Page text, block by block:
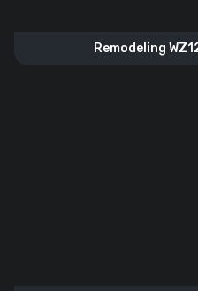
Remodeling